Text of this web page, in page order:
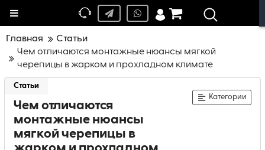
Главная
Статьи
Чем отличаются монтажные нюансы мягкой
черепицы в жарком и прохладном климате
Статьи
Чем отличаются
монтажные нюансы
мягкой черепицы в
Категории